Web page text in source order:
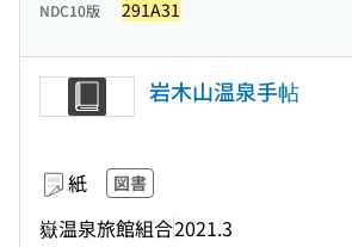
NDC10版 291A31
岩木山温泉手帖
紙 図書
嶽温泉旅館組合2021.3